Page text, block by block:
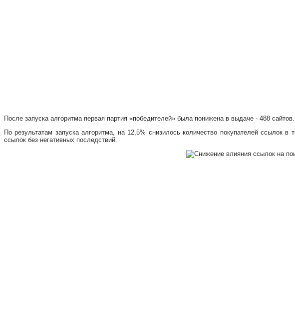
После запуска алгоритма первая партия «победителей» была понижена в выдаче - 488
По результатам запуска алгоритма, на 12,5% снизилось количество покупателей ссылок
ссылок без негативных последствий.